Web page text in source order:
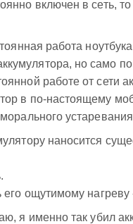
включен в сеть,
работа
но само по
работе от сети
в по-настоящему
наносится
ощутимому нагреву
я именно так убил